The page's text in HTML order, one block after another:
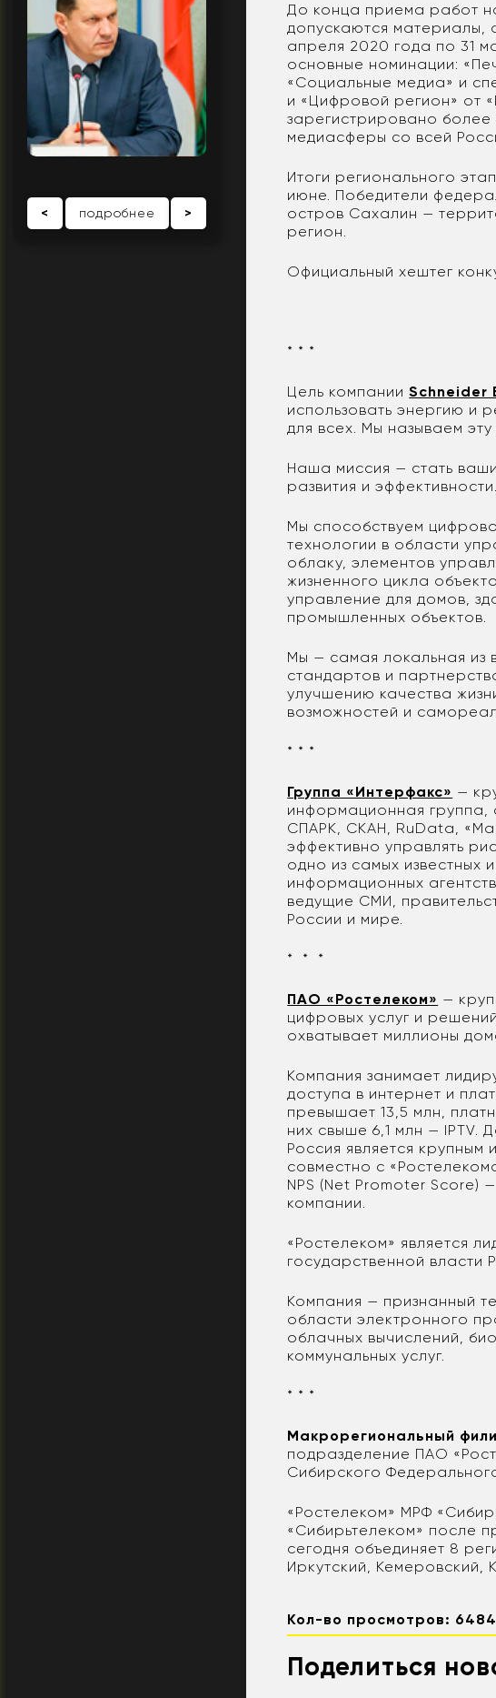
< подробнее >
До конца приема работ
допускаются материалы,
апреля 2020 года по 31
основные номинации:
«Социальные медиа» и
и «Цифровой регион» от
зарегистрировано более
медиасферы со всей
Итоги регионального
июне. Победители
остров Сахалин —
регион.
Официальный хештег
* * *
Цель компанииSchneider
использовать энергию и
для всех. Мы называем
Наша миссия — стать
развития и эффективности.
Мы способствуем
технологии в области
облаку, элементов
жизненного цикла
управление для домов,
промышленных объектов.
Мы — самая локальная из
стандартов и
улучшению качества
возможностей и
* * *
Группа «Интерфакс» —
информационная группа,
СПАРК, СКАН, RuData,
эффективно управлять
одно из самых известных
информационных
ведущие СМИ,
России и мире.
* * *
ПАО «Ростелеком» —
цифровых услуг и
охватывает миллионы
Компания занимает
доступа в интернет и
превышает 13,5 млн,
них свыше 6,1 млн — IPTV.
Россия является
совместно с
NPS (Net Promoter Score)
компании.
«Ростелеком» является
государственной власти
Компания — признанный
области электронного
облачных вычислений,
коммунальных услуг.
* * *
Макрорегиональный
подразделение ПАО
Сибирского
«Ростелеком» МРФ
«Сибирьтелеком» после
сегодня объединяет 8
Иркутский, Кемеровский,
Кол-во просмотров: 6484
Поделиться